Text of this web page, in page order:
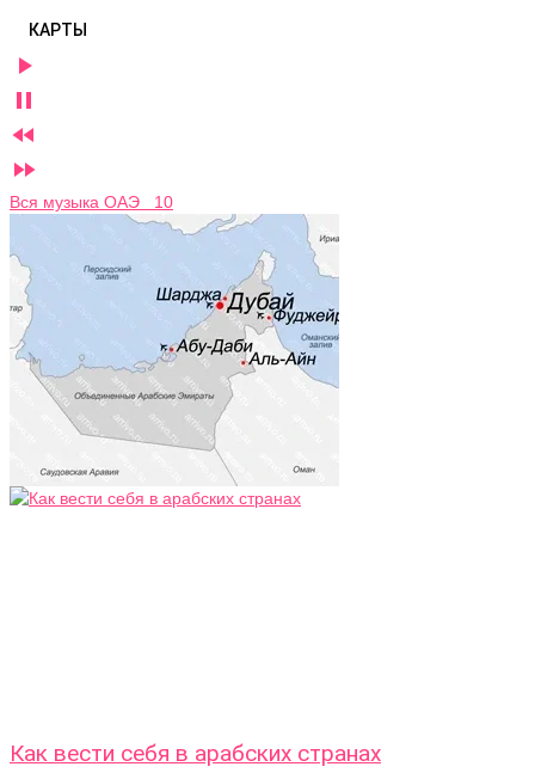
КАРТЫ




Вся музыка ОАЭ 10
Как вести себя в арабских странах